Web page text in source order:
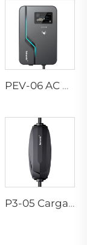
PEV-06 AC EV WALLBOX
P3-05 Cargador Portátil EV